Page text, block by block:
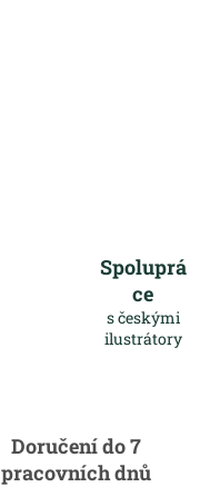
Spoluprá
ce
s českými
ilustrátory
Doručení do 7
pracovních dnů